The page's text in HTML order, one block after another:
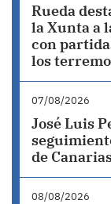
Rueda
la Xunta a
con
los
07/08/2026
José Luis
de
08/08/2026